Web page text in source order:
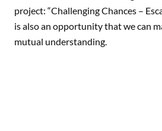
project: “Challenging Chances –
is also an opportunity that we can
mutual understanding.